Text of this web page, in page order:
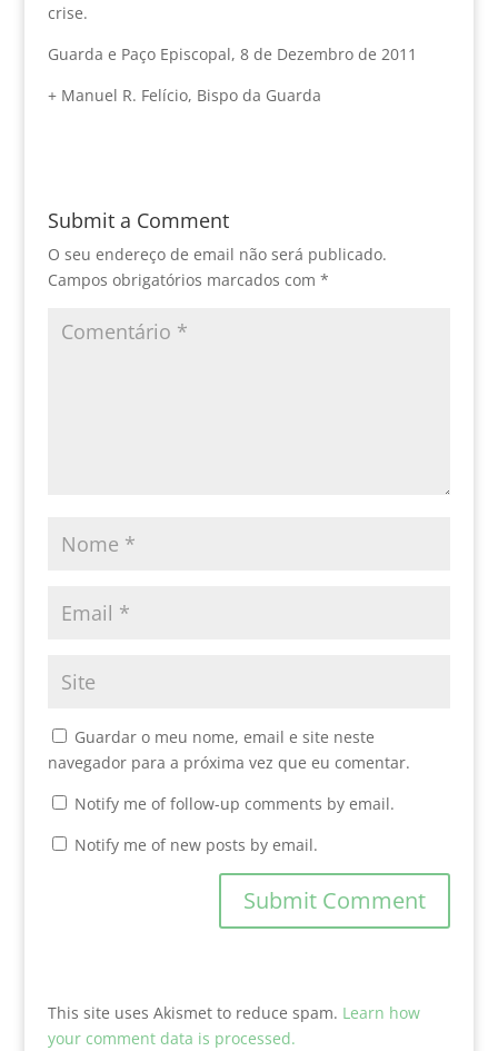
crise.
Guarda e Paço Episcopal, 8 de Dezembro de 2011
+ Manuel R. Felício, Bispo da Guarda
Submit a Comment
O seu endereço de email não será publicado.
Campos obrigatórios marcados com *
Guardar o meu nome, email e site neste
navegador para a próxima vez que eu comentar.
Notify me of follow-up comments by email.
Notify me of new posts by email.
This site uses Akismet to reduce spam. Learn how
your comment data is processed.